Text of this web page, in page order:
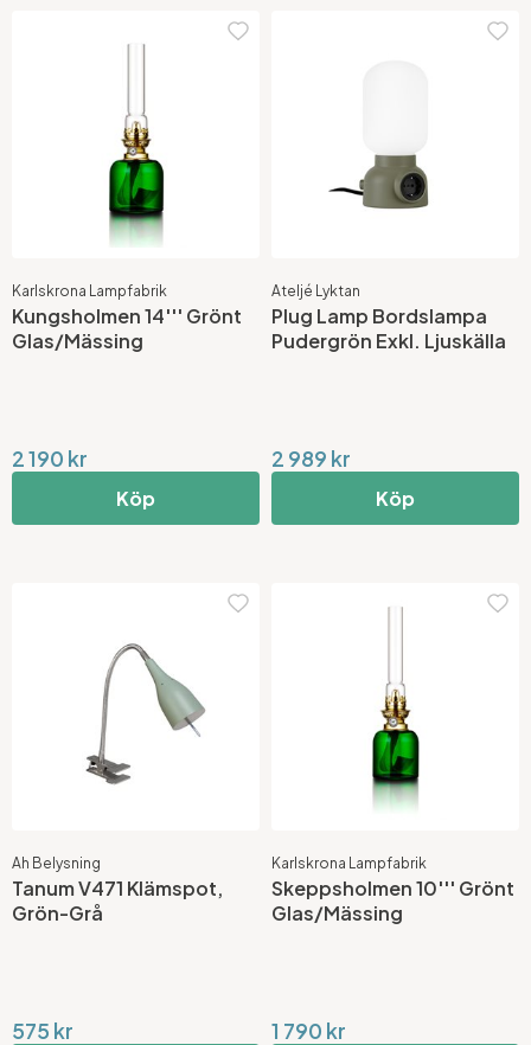
Karlskrona Lampfabrik
Kungsholmen 14''' Grönt
Glas/Mässing
2 190 kr
Köp
Ateljé Lyktan
Plug Lamp Bordslampa
Pudergrön Exkl. Ljuskälla
2 989 kr
Köp
Ah Belysning
Tanum V471 Klämspot,
Grön-Grå
575 kr
Karlskrona Lampfabrik
Skeppsholmen 10''' Grönt
Glas/Mässing
1 790 kr